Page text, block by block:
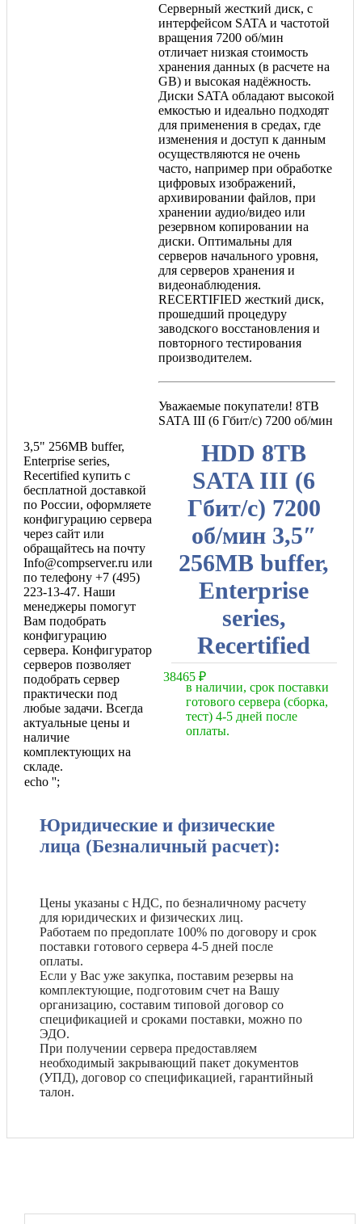
HDD 8TB
SATA III (6
Гбит/с) 7200
об/мин 3,5″
256MB buffer,
Enterprise
series,
Recertified
38465 ₽
в наличии, срок поставки
готового сервера (сборка,
тест) 4-5 дней после
оплаты.
echo '';
Серверный жесткий диск, с
интерфейсом SATA и частотой
вращения 7200 об/мин
отличает низкая стоимость
хранения данных (в расчете на
GB) и высокая надёжность.
Диски SATA обладают высокой
емкостью и идеально подходят
для применения в средах, где
изменения и доступ к данным
осуществляются не очень
часто, например при обработке
цифровых изображений,
архивировании файлов, при
хранении аудио/видео или
резервном копировании на
диски. Оптимальны для
серверов начального уровня,
для серверов хранения и
видеонаблюдения.
RECERTIFIED жесткий диск,
прошедший процедуру
заводского восстановления и
повторного тестирования
производителем.
Уважаемые покупатели! 8TB
SATA III (6 Гбит/с) 7200 об/мин
3,5" 256MB buffer,
Enterprise series,
Recertified купить с
бесплатной доставкой
по России, оформляете
конфигурацию сервера
через сайт или
обращайтесь на почту
Info@compserver.ru или
по телефону +7 (495)
223-13-47. Наши
менеджеры помогут
Вам подобрать
конфигурацию
сервера. Конфигуратор
серверов позволяет
подобрать сервер
практически под
любые задачи. Всегда
актуальные цены и
наличие
комплектующих на
складе.
Юридические и физические
лица (Безналичный расчет):
Цены указаны с НДС, по безналичному расчету
для юридических и физических лиц.
Работаем по предоплате 100% по договору и срок
поставки готового сервера 4-5 дней после
оплаты.
Если у Вас уже закупка, поставим резервы на
комплектующие, подготовим счет на Вашу
организацию, составим типовой договор со
спецификацией и сроками поставки, можно по
ЭДО.
При получении сервера предоставляем
необходимый закрывающий пакет документов
(УПД), договор со спецификацией, гарантийный
талон.